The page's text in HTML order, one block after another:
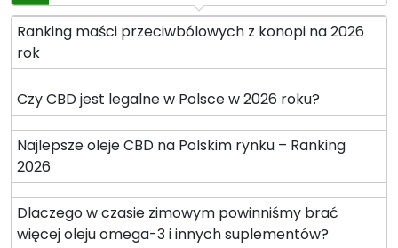
Ranking maści przeciwbólowych z konopi na 2026
rok
Czy CBD jest legalne w Polsce w 2026 roku?
Najlepsze oleje CBD na Polskim rynku – Ranking
2026
Dlaczego w czasie zimowym powinniśmy brać
więcej oleju omega-3 i innych suplementów?